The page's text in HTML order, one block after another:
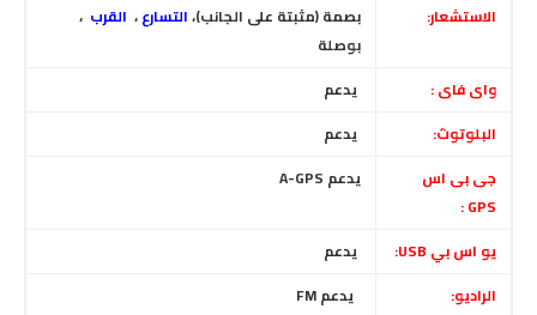
الاستشعار: بصمة (مثبتة على الجانب)،التسارع، القرب ،
بوصلة
واى فاى :
يدعم
البلوتوث:
يدعم
جى بى اس
GPS :
يدعم A-GPS
يو اس بي USB:
يدعم
الراديو:
يدعم FM